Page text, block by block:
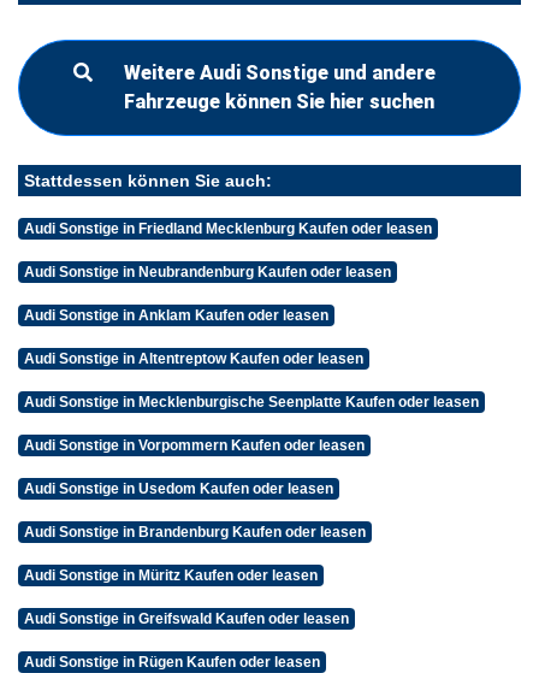
Weitere Audi Sonstige und andere
Fahrzeuge können Sie hier suchen
Stattdessen können Sie auch:
Audi Sonstige in Friedland Mecklenburg Kaufen oder leasen
Audi Sonstige in Neubrandenburg Kaufen oder leasen
Audi Sonstige in Anklam Kaufen oder leasen
Audi Sonstige in Altentreptow Kaufen oder leasen
Audi Sonstige in Mecklenburgische Seenplatte Kaufen oder leasen
Audi Sonstige in Vorpommern Kaufen oder leasen
Audi Sonstige in Usedom Kaufen oder leasen
Audi Sonstige in Brandenburg Kaufen oder leasen
Audi Sonstige in Müritz Kaufen oder leasen
Audi Sonstige in Greifswald Kaufen oder leasen
Audi Sonstige in Rügen Kaufen oder leasen